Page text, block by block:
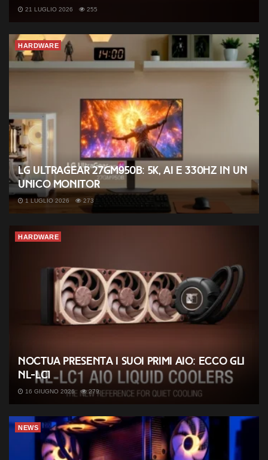
21 LUGLIO 2026 255
HARDWARE
LG UltraGear 27GM950B: 5K, AI e 330Hz in un
unico monitor
1 LUGLIO 2026 273
HARDWARE
Noctua presenta i suoi primi AIO: ecco gli
NL-LC1
16 GIUGNO 2026 279
NEWS